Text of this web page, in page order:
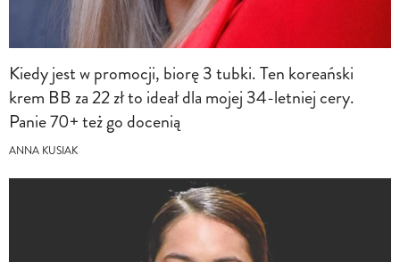
Kiedy jest w promocji, biorę 3 tubki. Ten koreański
krem BB za 22 zł to ideał dla mojej 34-letniej cery.
Panie 70+ też go docenią
ANNA KUSIAK